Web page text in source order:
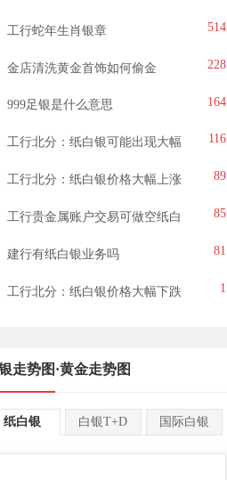
工行蛇年生肖银章 514
金店清洗黄金首饰如何偷金 228
999足银是什么意思 164
工行北分：纸白银可能出现大幅
下跌
116
工行北分：纸白银价格大幅上涨 89
工行贵金属账户交易可做空纸白
银
85
建行有纸白银业务吗 81
工行北分：纸白银价格大幅下跌 1
走势图·黄金走势图
纸白银 白银T+D 国际白银